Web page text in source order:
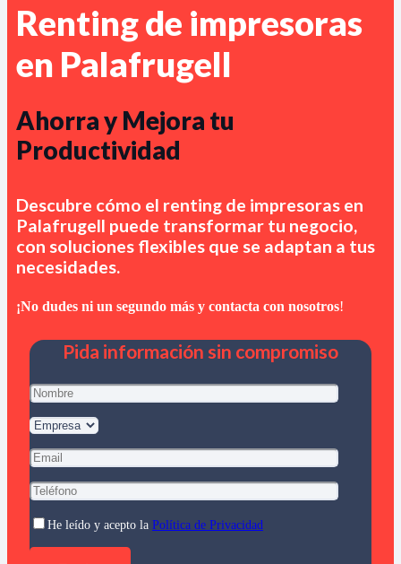
Renting de impresoras
en Palafrugell
Ahorra y Mejora tu
Productividad
Descubre cómo el renting de impresoras en
Palafrugell puede transformar tu negocio,
con soluciones flexibles que se adaptan a tus
necesidades.
¡No dudes ni un segundo más y contacta con nosotros!
Pida información sin compromiso
He leído y acepto la Política de Privacidad